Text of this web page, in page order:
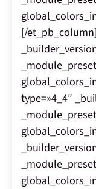
[/
type=»4_4″